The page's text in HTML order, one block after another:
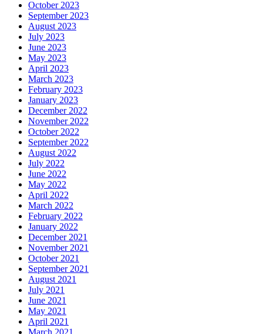
October 2023
September 2023
August 2023
July 2023
June 2023
May 2023
April 2023
March 2023
February 2023
January 2023
December 2022
November 2022
October 2022
September 2022
August 2022
July 2022
June 2022
May 2022
April 2022
March 2022
February 2022
January 2022
December 2021
November 2021
October 2021
September 2021
August 2021
July 2021
June 2021
May 2021
April 2021
March 2021